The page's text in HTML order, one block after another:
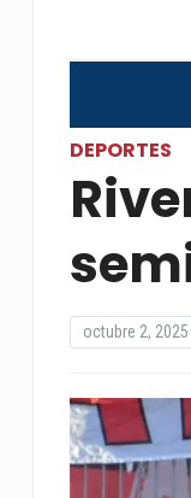
DEPORTES
octubre 2,